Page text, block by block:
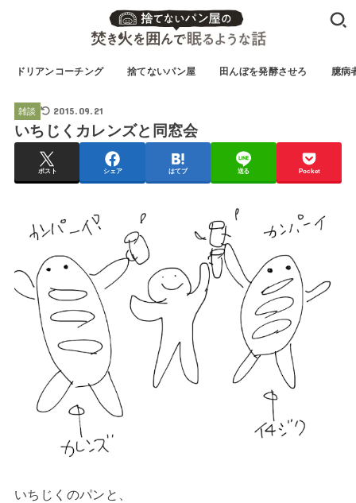
ドリアンコーチング 捨てないパン屋 田んぼを発酵させろ 臆病
雑談 2015.09.21
いちじくカレンズと同窓会
ポスト シェア はてブ 送る Pocket
いちじくのパンと、